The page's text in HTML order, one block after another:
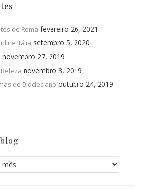
de Roma fevereiro 26, 2021
Itália setembro 5, 2020
novembro 27, 2019
novembro 3, 2019
de Diocleciano outubro 24, 2019